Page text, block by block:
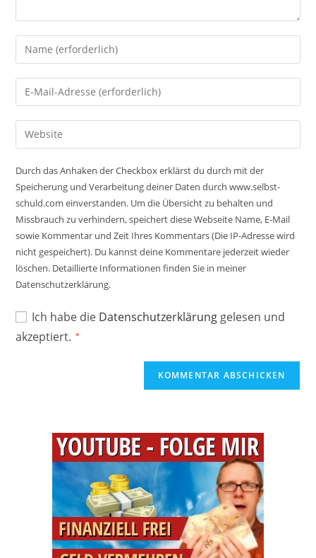
Gib
deinen
Namen
oder
zum
Kommentieren
ein
Gib
deine
E-
Mail-
zum
Kommentieren
ein
Gib
deine
URL
ein
(optional)
Durch das Anhaken der Checkbox erklärst du durch mit der
Speicherung und Verarbeitung deiner Daten durch www.selbst-
schuld.com einverstanden. Um die Übersicht zu behalten und
Missbrauch zu verhindern, speichert diese Webseite Name, E-Mail
sowie Kommentar und Zeit Ihres Kommentars (Die IP-Adresse wird
nicht gespeichert). Du kannst deine Kommentare jederzeit wieder
löschen. Detaillierte Informationen finden Sie in meiner
Datenschutzerklärung.
Ich habe die Datenschutzerklärung gelesen und
akzeptiert. *